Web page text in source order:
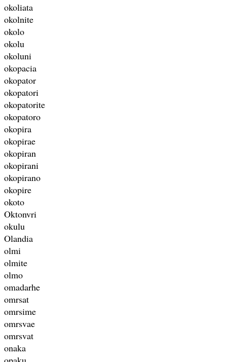
okoliata
okolnite
okolo
okolu
okoluni
okopacia
okopator
okopatori
okopatorite
okopatoro
okopira
okopirae
okopiran
okopirani
okopirano
okopire
okoto
Oktonvri
okulu
Olandia
olmi
olmite
olmo
omadarhe
omrsat
omrsime
omrsvae
omrsvat
onaka